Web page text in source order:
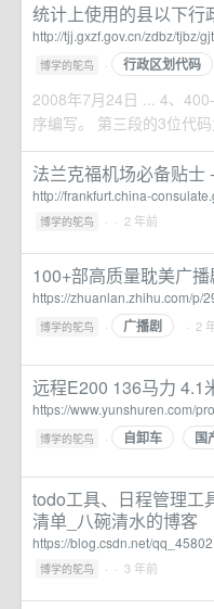
统计上使用的县以下行
http://tjj.gxzf.gov.cn/zdbz/tjbz/
博学的鸵鸟 · 行政区划代码
2008年7月24日 ... 4、
序编写。 第三段的3位代
法兰克福机场必备贴士
http://frankfurt.china-
博学的鸵鸟 · · 2 年前
100+部高质量耽美广
https://zhuanlan.zhihu.com/p/
博学的鸵鸟 · 广播剧 · 2
远程E200 136马力 4.1
https://www.yunshuren.com/
博学的鸵鸟 · 自卸车 国
todo工具、日程管理
清单_八碗清水的博客
https://blog.csdn.net/
博学的鸵鸟 · · 3 年前